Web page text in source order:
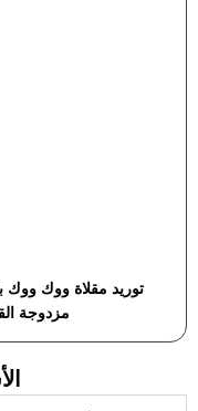
توريد مقلاة ووك ووك
مزدوجة